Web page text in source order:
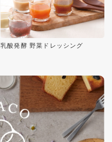
乳酸発酵 野菜ドレッシング